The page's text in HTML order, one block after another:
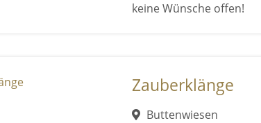
keine Wünsche offen!
Zauberklänge
Buttenwiesen